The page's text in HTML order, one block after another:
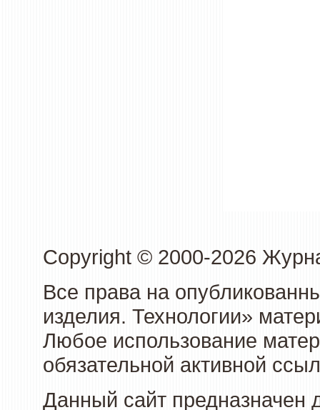
Copyright © 2000-2026
Все права на
изделия. Технологии»
Любое использование
обязательной активной
Данный сайт предназначен